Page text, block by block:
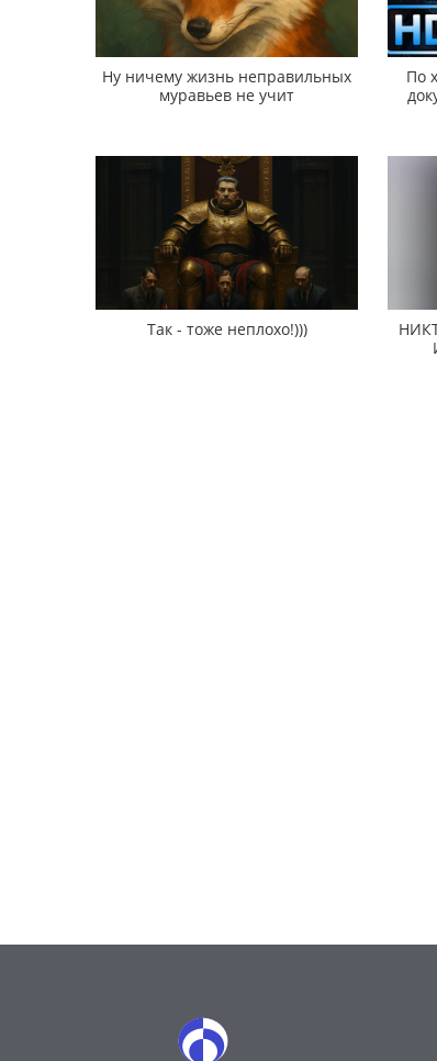
Ну ничему жизнь неправильных
муравьев не учит
По
Так - тоже неплохо!)))